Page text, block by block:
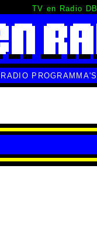
TV en Radio DB
RADIO PROGRAMMA'S